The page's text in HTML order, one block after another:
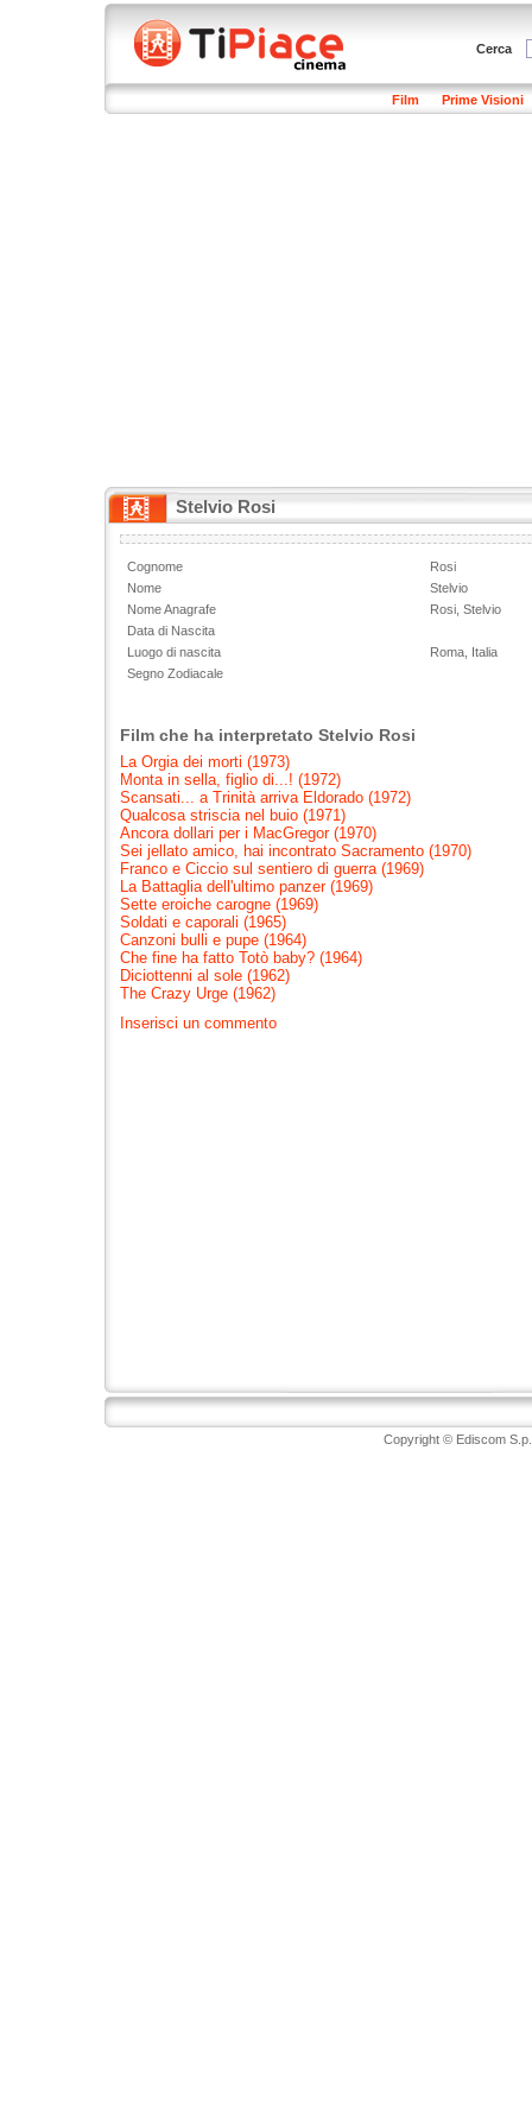
Cerca
Film Prime Visioni
Stelvio Rosi
Cognome
Rosi
Nome
Stelvio
Nome Anagrafe
Rosi, Stelvio
Data di Nascita
Luogo di nascita
Roma, Italia
Segno Zodiacale
Film che ha interpretato Stelvio Rosi
La Orgia dei morti (1973)
Monta in sella, figlio di...! (1972)
Scansati... a Trinità arriva Eldorado (1972)
Qualcosa striscia nel buio (1971)
Ancora dollari per i MacGregor (1970)
Sei jellato amico, hai incontrato Sacramento (1970)
Franco e Ciccio sul sentiero di guerra (1969)
La Battaglia dell'ultimo panzer (1969)
Sette eroiche carogne (1969)
Soldati e caporali (1965)
Canzoni bulli e pupe (1964)
Che fine ha fatto Totò baby? (1964)
Diciottenni al sole (1962)
The Crazy Urge (1962)
Inserisci un commento
Copyright © Ediscom